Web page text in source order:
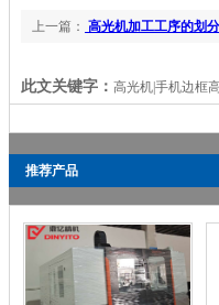
上一篇： 高光机加工工序的划
此文关键字： 高光机|手机边框
推荐产品